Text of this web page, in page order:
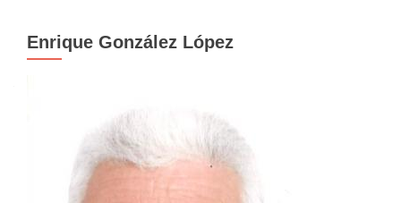
Enrique González López